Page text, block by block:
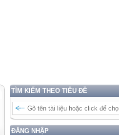
TÌM KIẾM THEO TIÊU ĐỀ
ĐĂNG NHẬP